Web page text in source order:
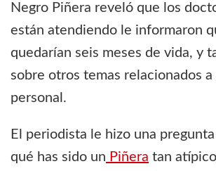
Negro Piñera reveló que los
están atendiendo le informaron
quedarían seis meses de vida, y
sobre otros temas relacionados a
personal.
El periodista le hizo una
qué has sido un Piñera tan